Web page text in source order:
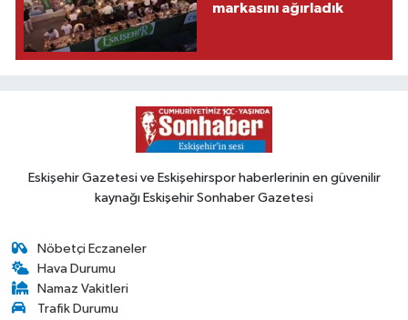
markasını ağırladık
Eskişehir Gazetesi ve Eskişehirspor haberlerinin en güvenilir
kaynağı Eskişehir Sonhaber Gazetesi
Nöbetçi Eczaneler
Hava Durumu
Namaz Vakitleri
Trafik Durumu